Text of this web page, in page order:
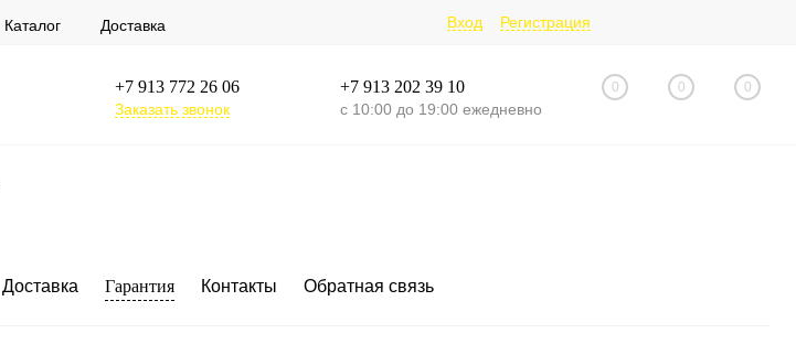
Каталог Доставка Вход Регистрация
+7 913 772 26 06
Заказать звонок
+7 913 202 39 10
с 10:00 до 19:00 ежедневно
0 0 0
Доставка Гарантия Контакты Обратная связь